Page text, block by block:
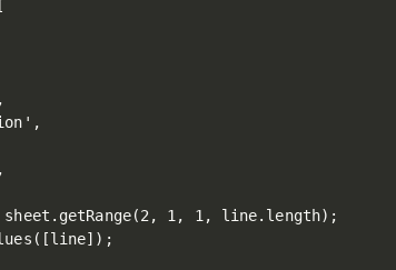
1, 1, line.length);